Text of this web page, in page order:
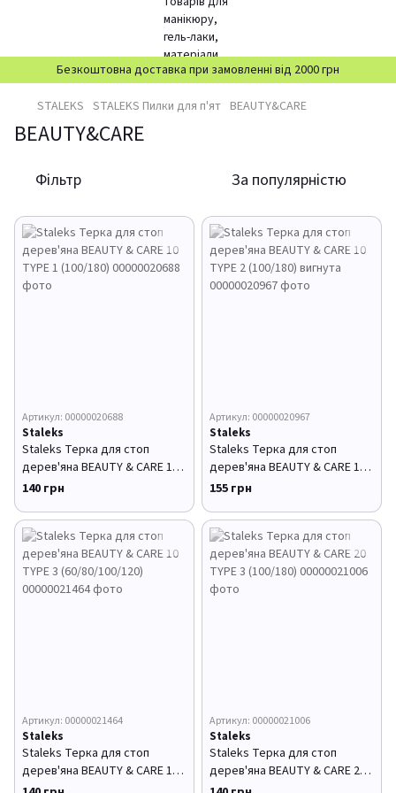
Безкоштовна доставка при замовленні від 2000 грн
STALEKS STALEKS Пилки для п'ят BEAUTY&CARE
BEAUTY&CARE
Фільтр За популярністю
Артикул: 00000020688
Staleks
Staleks Терка для стоп
дерев'яна BEAUTY & CARE 10
TYPE 1 (100/180)
140 грн
Артикул: 00000020967
Staleks
Staleks Терка для стоп
дерев'яна BEAUTY & CARE 10
TYPE 2 (100/180) вигнута
155 грн
Артикул: 00000021464
Staleks
Staleks Терка для стоп
дерев'яна BEAUTY & CARE 10
TYPE 3 (60/80/100/120)
Артикул: 00000021006
Staleks
Staleks Терка для стоп
дерев'яна BEAUTY & CARE 20
TYPE 3 (100/180)